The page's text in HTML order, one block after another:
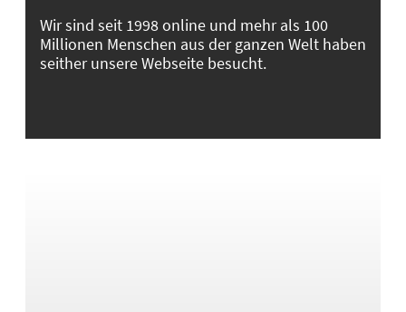
Wir sind seit 1998 online und mehr als 100
Millionen Menschen aus der ganzen Welt haben
seither unsere Webseite besucht.